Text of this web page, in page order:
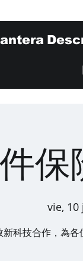
vie, 10
科技合作，為